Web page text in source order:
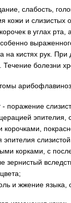
слабость,
кожи и
в углах рта,
на кистях рук.
болезни
- поражение
эпителия
корками, с
зернистый
и жжение языка,